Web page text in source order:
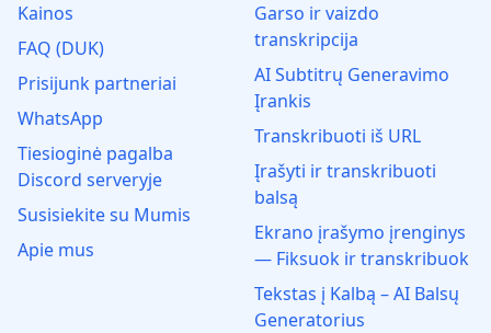
Kainos
FAQ (DUK)
Prisijunk partneriai
WhatsApp
Tiesioginė pagalba
Discord serveryje
Susisiekite su Mumis
Apie mus
Garso ir vaizdo
transkripcija
AI Subtitrų Generavimo
Įrankis
Transkribuoti iš URL
Įrašyti ir transkribuoti
balsą
Ekrano įrašymo įrenginys
— Fiksuok ir transkribuok
Tekstas į Kalbą – AI Balsų
Generatorius